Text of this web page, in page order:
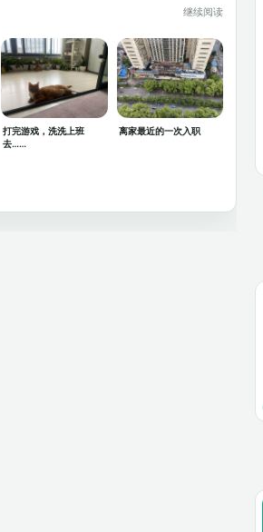
继续阅读
打完游戏，洗洗上班
去……
离家最近的一次入职